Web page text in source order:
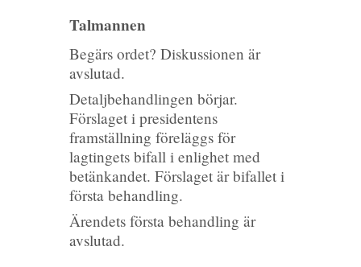
Talmannen
Begärs ordet? Diskussionen är
avslutad.
Detaljbehandlingen börjar.
Förslaget i presidentens
framställning föreläggs för
lagtingets bifall i enlighet med
betänkandet. Förslaget är bifallet i
första behandling.
Ärendets första behandling är
avslutad.